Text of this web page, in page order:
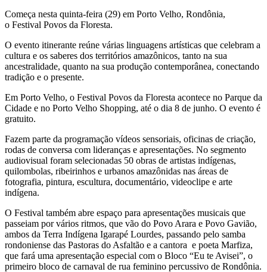
Começa nesta quinta-feira (29) em Porto Velho, Rondônia,
o Festival Povos da Floresta.
O evento itinerante reúne várias linguagens artísticas que celebram a
cultura e os saberes dos territórios amazônicos, tanto na sua
ancestralidade, quanto na sua produção contemporânea, conectando
tradição e o presente.
Em Porto Velho, o Festival Povos da Floresta acontece no Parque da
Cidade e no Porto Velho Shopping, até o dia 8 de junho. O evento é
gratuito.
Fazem parte da programação vídeos sensoriais, oficinas de criação,
rodas de conversa com lideranças e apresentações. No segmento
audiovisual foram selecionadas 50 obras de artistas indígenas,
quilombolas, ribeirinhos e urbanos amazônidas nas áreas de
fotografia, pintura, escultura, documentário, videoclipe e arte
indígena.
O Festival também abre espaço para apresentações musicais que
passeiam por vários ritmos, que vão do Povo Arara e Povo Gavião,
ambos da Terra Indígena Igarapé Lourdes, passando pelo samba
rondoniense das Pastoras do Asfaltão e a cantora e poeta Marfiza,
que fará uma apresentação especial com o Bloco “Eu te Avisei”, o
primeiro bloco de carnaval de rua feminino percussivo de Rondônia.